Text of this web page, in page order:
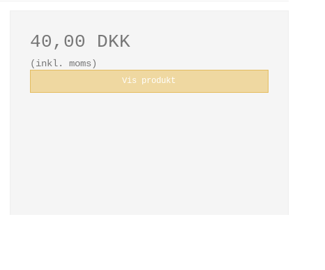
40,00 DKK
(inkl. moms)
Vis produkt